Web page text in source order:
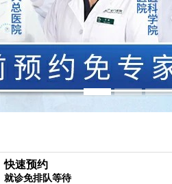
快速预约
就诊免排队等待